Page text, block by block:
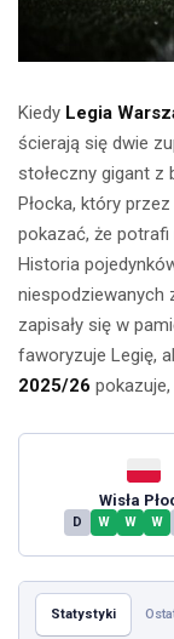
Kiedy Legia
ścierają się dwie
stołeczny gigant z
Płocka, który
pokazać, że
Historia
niespodziewanych
zapisały się w
faworyzuje Legię,
2025/26
Wisła
D W W W
Statystyki